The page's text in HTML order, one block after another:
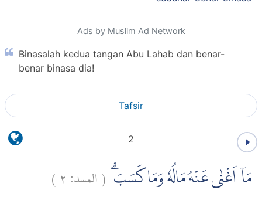
Ads by Muslim Ad Network
Binasalah kedua tangan Abu Lahab dan benar-
benar binasa dia!
Tafsir
2
مَآ اَغْنٰى عَنْهُ مَالُهٗ وَمَا كَسَبَۗ (المسد:٢)